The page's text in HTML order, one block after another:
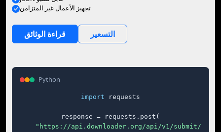
تجهيز الأعمال غير المتزامن
قراءة الوثائق التسعير
Python
import requests
response = requests.post(
"https://api.downloader.org/api/v1/submit/"